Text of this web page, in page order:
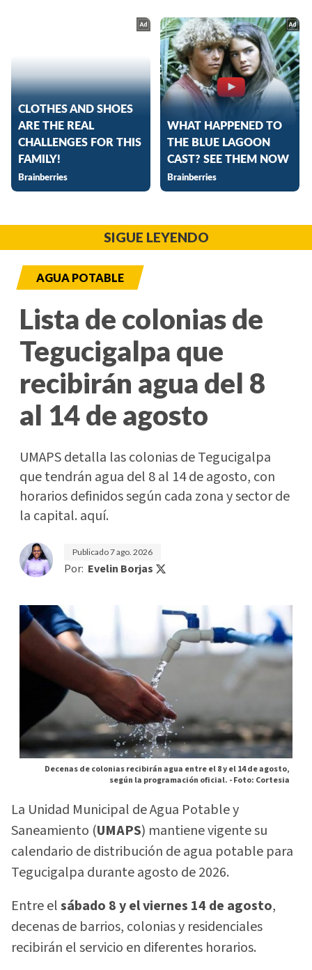
SIGUE LEYENDO
AGUA POTABLE
Lista de colonias de
Tegucigalpa que
recibirán agua del 8
al 14 de agosto
UMAPS detalla las colonias de Tegucigalpa
que tendrán agua del 8 al 14 de agosto, con
horarios definidos según cada zona y sector de
la capital. aquí.
Publicado7 ago. 2026
Por: Evelin Borjas
Decenas de colonias recibirán agua entre el 8 y el 14 de agosto,
según la programación oficial. -Foto: Cortesia
La Unidad Municipal de Agua Potable y
Saneamiento (UMAPS) mantiene vigente su
calendario de distribución de agua potable para
Tegucigalpa durante agosto de 2026.
Entre elsábado 8 y el viernes 14 de agosto,
decenas de barrios, colonias y residenciales
recibirán el servicio en diferentes horarios.